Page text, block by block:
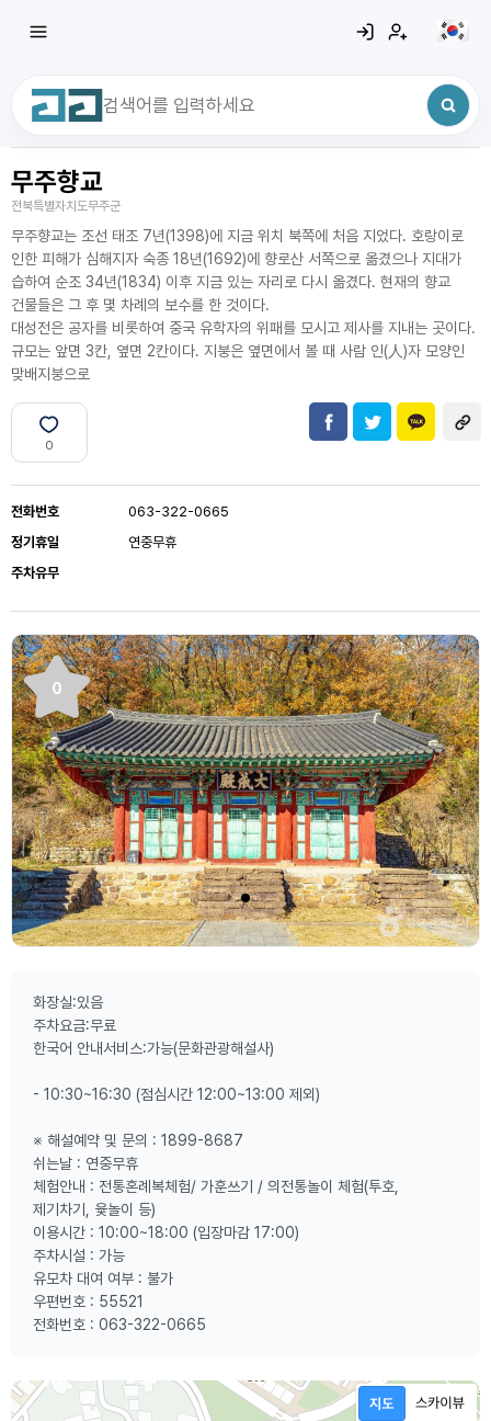
최근 검색어
무주향교
전북특별자치도무주군
무주향교는 조선 태조 7년(1398)에 지금 위치 북쪽에 처음 지었다. 호랑이로
인한 피해가 심해지자 숙종 18년(1692)에 향로산 서쪽으로 옮겼으나 지대가
습하여 순조 34년(1834) 이후 지금 있는 자리로 다시 옮겼다. 현재의 향교
건물들은 그 후 몇 차례의 보수를 한 것이다.
대성전은 공자를 비롯하여 중국 유학자의 위패를 모시고 제사를 지내는 곳이다.
규모는 앞면 3칸, 옆면 2칸이다. 지붕은 옆면에서 볼 때 사람 인(人)자 모양인
맞배지붕으로
0
전화번호
063-322-0665
정기휴일
연중무휴
주차유무
0
화장실:있음
주차요금:무료
한국어 안내서비스:가능(문화관광해설사)
- 10:30~16:30 (점심시간 12:00~13:00 제외)
※ 해설예약 및 문의 : 1899-8687
쉬는날 : 연중무휴
체험안내 : 전통혼례복체험/ 가훈쓰기 / 의전통놀이 체험(투호,
제기차기, 윷놀이 등)
이용시간 : 10:00~18:00 (입장마감 17:00)
주차시설 : 가능
유모차 대여 여부 : 불가
우편번호 : 55521
전화번호 : 063-322-0665